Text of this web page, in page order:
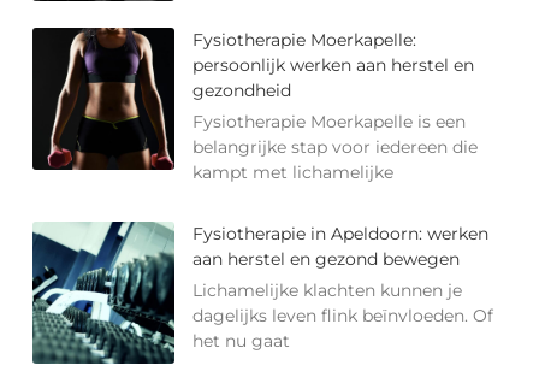
Fysiotherapie Moerkapelle:
persoonlijk werken aan herstel en
gezondheid
Fysiotherapie Moerkapelle is een
belangrijke stap voor iedereen die
kampt met lichamelijke
Fysiotherapie in Apeldoorn: werken
aan herstel en gezond bewegen
Lichamelijke klachten kunnen je
dagelijks leven flink beïnvloeden. Of
het nu gaat